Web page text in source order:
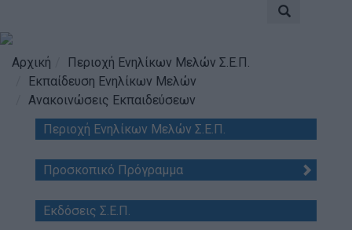
Προσκοπισμός
Ιστορία
Χορηγοί & Υποστηρικτές
Βραβεία & Διακρίσεις
Τι κάνουμε
Αρχική
Περιοχή Ενηλίκων Μελών Σ.Ε.Π.
Εκπαίδευση Ενηλίκων Μελών
Ανακοινώσεις Εκπαιδεύσεων
Περιοχή Ενηλίκων Μελών Σ.Ε.Π.
Προσκοπικό Πρόγραμμα
Εκδόσεις Σ.Ε.Π.